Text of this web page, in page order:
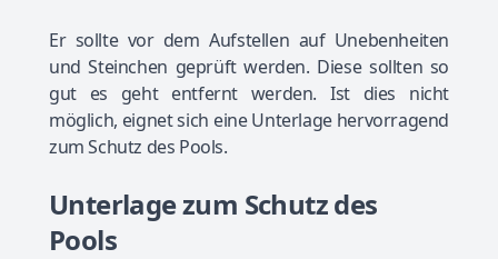
Er sollte vor dem Aufstellen auf Unebenheiten
und Steinchen geprüft werden. Diese sollten so
gut es geht entfernt werden. Ist dies nicht
möglich, eignet sich eine Unterlage hervorragend
zum Schutz des Pools.
Unterlage zum Schutz des
Pools